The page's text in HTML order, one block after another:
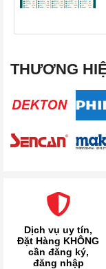
THƯƠNG
Dịch vụ uy tín,
Đặt Hàng KHÔNG
cần đăng ký,
đăng nhập